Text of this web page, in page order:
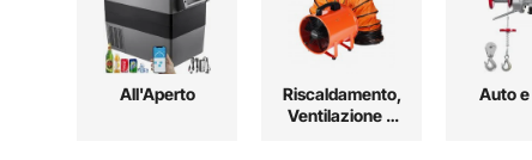
All'Aperto
Riscaldamento,
Ventilazione e
Auto